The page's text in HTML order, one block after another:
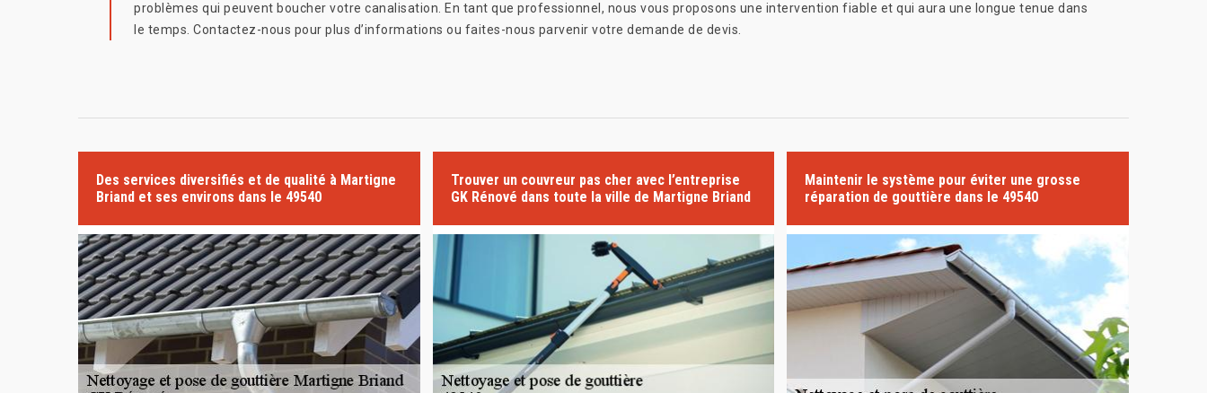
problèmes qui peuvent boucher votre canalisation. En tant que professionnel, nous vous proposons une intervention fiable et qui aura une longue tenue dans
le temps. Contactez-nous pour plus d’informations ou faites-nous parvenir votre demande de devis.
Des services diversifiés et de qualité à Martigne
Briand et ses environs dans le 49540
Trouver un couvreur pas cher avec l’entreprise
GK Rénové dans toute la ville de Martigne Briand
Maintenir le système pour éviter une grosse
réparation de gouttière dans le 49540